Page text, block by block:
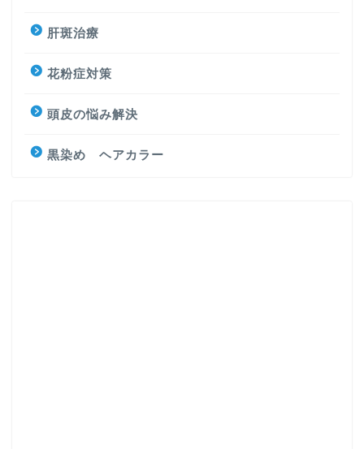
肝斑治療
花粉症対策
頭皮の悩み解決
黒染め ヘアカラー